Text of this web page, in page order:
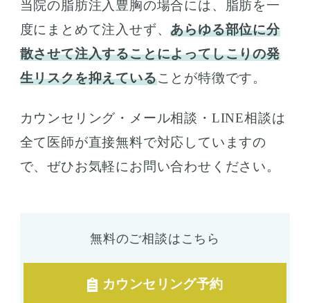
当院の脂肪注入豊胸の場合には、脂肪を一
度にまとめて注入せず、あらゆる部位に分
散させて注入することによってしこりの発
生リスクを抑えていることが特徴です。
カウンセリング・メール相談・LINE相談は
全て医師が直接無料で対応していますの
で、ぜひお気軽にお問い合わせください。
無料のご相談はこちら
カウンセリング予約